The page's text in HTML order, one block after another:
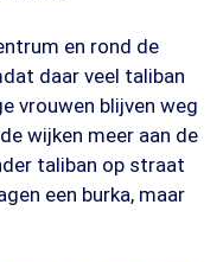
en rond de
daar veel taliban
vrouwen blijven weg
wijken meer aan de
taliban op straat
een burka, maar